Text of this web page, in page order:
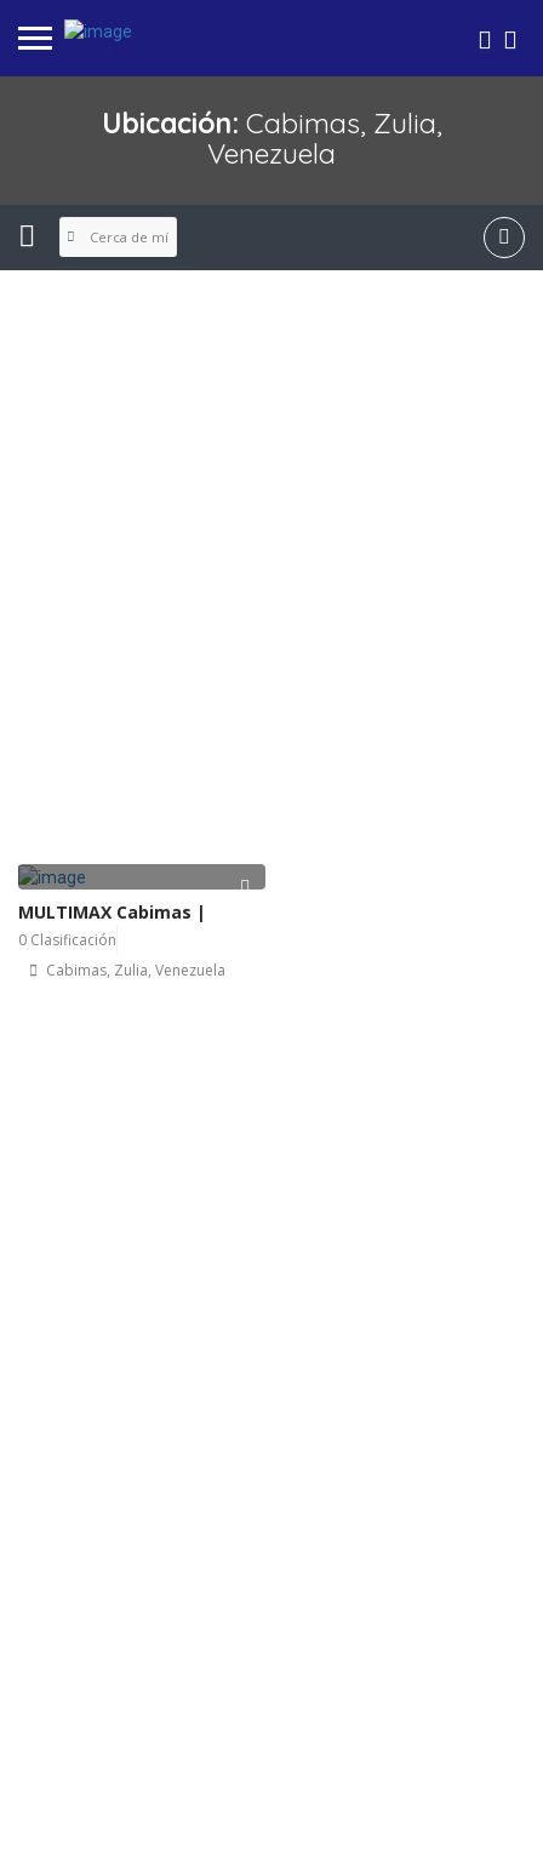
Ubicación: Cabimas, Zulia,
Venezuela
Cerca de mí
MULTIMAX Cabimas |
0 Clasificación
Cabimas, Zulia, Venezuela